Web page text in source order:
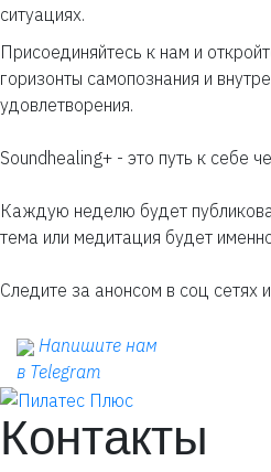
ситуациях.
Присоединяйтесь к нам и
горизонты самопознания и
удовлетворения.
Soundhealing+ - это путь к себе
Каждую неделю будет
тема или медитация будет
Следите за анонсом в соц сетях
Напишите нам
в Telegram
Контакты